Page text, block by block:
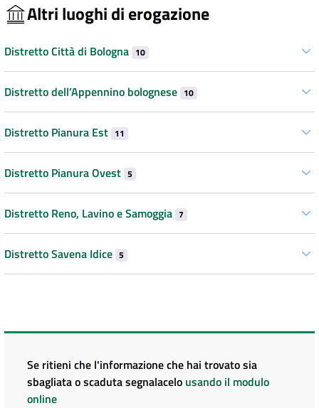
Altri luoghi di erogazione
Distretto Città di Bologna 10
Distretto dell’Appennino bolognese 10
Distretto Pianura Est 11
Distretto Pianura Ovest 5
Distretto Reno, Lavino e Samoggia 7
Distretto Savena Idice 5
Se ritieni che l'informazione che hai trovato sia
sbagliata o scaduta segnalacelo usando il modulo
online